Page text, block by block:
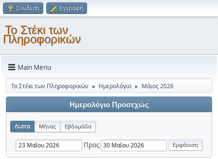
Σύνδεση Εγγραφή
Το Στέκι των
Πληροφορικών
Main Menu
Το Στέκι των Πληροφορικών ► Ημερολόγιο ► Μάιος 2026
Ημερολόγιο Προσεχώς
Λίστα Μήνας Εβδομάδα
Προς